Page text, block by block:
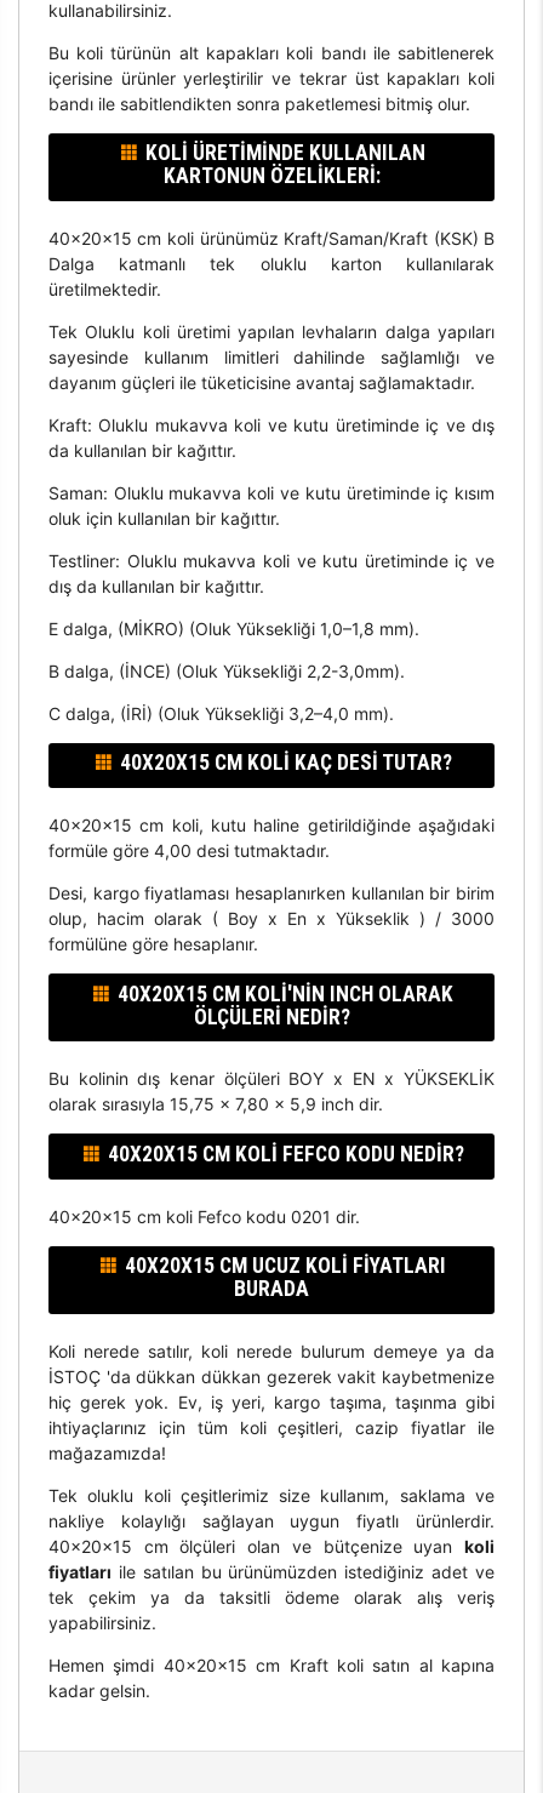
kullanabilirsiniz.
Bu koli türünün alt kapakları koli bandı ile sabitlenerek
içerisine ürünler yerleştirilir ve tekrar üst kapakları koli
bandı ile sabitlendikten sonra paketlemesi bitmiş olur.
KOLI ÜRETIMINDE KULLANILAN
KARTONUN ÖZELIKLERI:
40x20x15 cm koli ürünümüz Kraft/Saman/Kraft (KSK) B
Dalga katmanlı tek oluklu karton kullanılarak
üretilmektedir.
Tek Oluklu koli üretimi yapılan levhaların dalga yapıları
sayesinde kullanım limitleri dahilinde sağlamlığı ve
dayanım güçleri ile tüketicisine avantaj sağlamaktadır.
Kraft: Oluklu mukavva koli ve kutu üretiminde iç ve dış
da kullanılan bir kağıttır.
Saman: Oluklu mukavva koli ve kutu üretiminde iç kısım
oluk için kullanılan bir kağıttır.
Testliner: Oluklu mukavva koli ve kutu üretiminde iç ve
dış da kullanılan bir kağıttır.
E dalga, (MİKRO) (Oluk Yüksekliği 1,0–1,8 mm).
B dalga, (İNCE) (Oluk Yüksekliği 2,2-3,0mm).
C dalga, (İRİ) (Oluk Yüksekliği 3,2–4,0 mm).
40X20X15 CM KOLI KAÇ DESI TUTAR?
40x20x15 cm koli, kutu haline getirildiğinde aşağıdaki
formüle göre 4,00 desi tutmaktadır.
Desi, kargo fiyatlaması hesaplanırken kullanılan bir birim
olup, hacim olarak ( Boy x En x Yükseklik ) / 3000
formülüne göre hesaplanır.
40X20X15 CM KOLI'NIN INCH OLARAK
ÖLÇÜLERI NEDIR?
Bu kolinin dış kenar ölçüleri BOY x EN x YÜKSEKLİK
olarak sırasıyla 15,75 x 7,80 x 5,9 inch dir.
40X20X15 CM KOLI FEFCO KODU NEDIR?
40x20x15 cm koli Fefco kodu 0201 dir.
40X20X15 CM UCUZ KOLI FIYATLARI
BURADA
Koli nerede satılır, koli nerede bulurum demeye ya da
İSTOÇ 'da dükkan dükkan gezerek vakit kaybetmenize
hiç gerek yok. Ev, iş yeri, kargo taşıma, taşınma gibi
ihtiyaçlarınız için tüm koli çeşitleri, cazip fiyatlar ile
mağazamızda!
Tek oluklu koli çeşitlerimiz size kullanım, saklama ve
nakliye kolaylığı sağlayan uygun fiyatlı ürünlerdir.
40x20x15 cm ölçüleri olan ve bütçenize uyankoli
fiyatları ile satılan bu ürünümüzden istediğiniz adet ve
tek çekim ya da taksitli ödeme olarak alış veriş
yapabilirsiniz.
Hemen şimdi 40x20x15 cm Kraft koli satın al kapına
kadar gelsin.